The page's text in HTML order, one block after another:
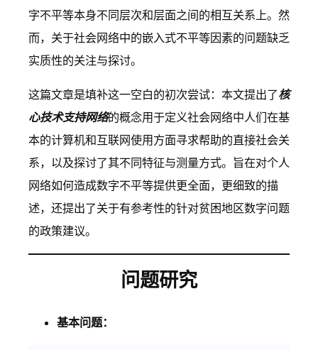
字不平等本身不同层次和层面之间的相互关系上。然
而，关于社会网络中的嵌入式不平等因素的问题缺乏
实质性的关注与探讨。
这篇文章是填补这一空白的初次尝试：本文提出了核
心技术支持网络的概念用于定义社会网络中人们在基
本的计算机和互联网使用方面寻求帮助的直接社会关
系，以及探讨了其不同特征与测量方式。旨在对个人
网络如何造成数字不平等提供更全面，更细致的描
述，还提出了关于有参考性的针对贫困地区数字问题
的政策建议。
问题研究
基本问题：